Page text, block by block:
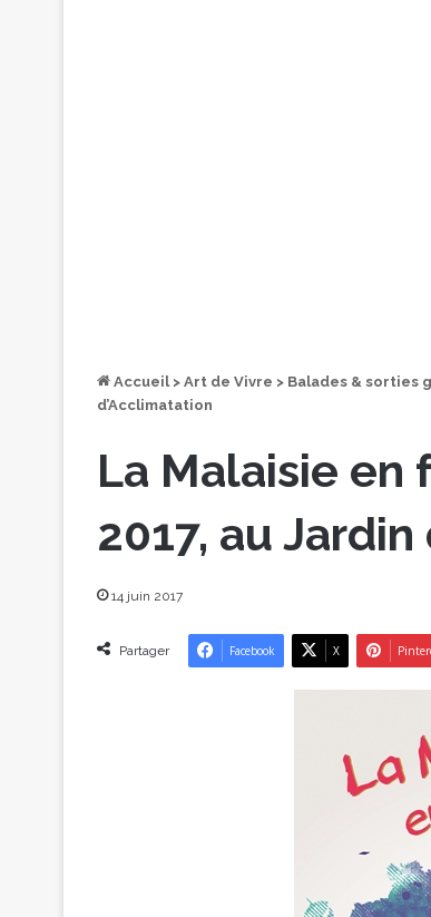
Accueil > Art de Vivre > Balades & sorties
d’Acclimatation
La Malaisie en
2017, au
14 juin 2017
Partager Facebook X